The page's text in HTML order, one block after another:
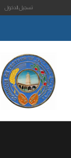
تسجيل الدخول